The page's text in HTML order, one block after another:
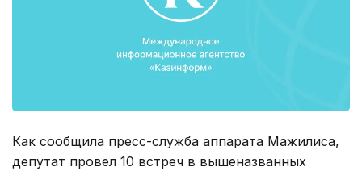
Как сообщила пресс-служба аппарата Мажилиса,
депутат провел 10 встреч в вышеназванных